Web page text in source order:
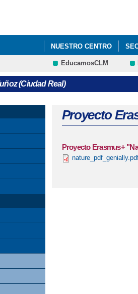
NUESTRO CENTRO
EducamosCLM
(Ciudad Real)
aquí
Proyecto
Proyecto Erasmus+